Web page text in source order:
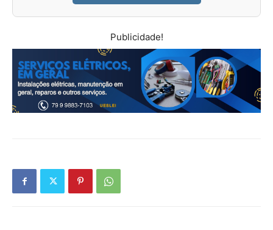
Publicidade!